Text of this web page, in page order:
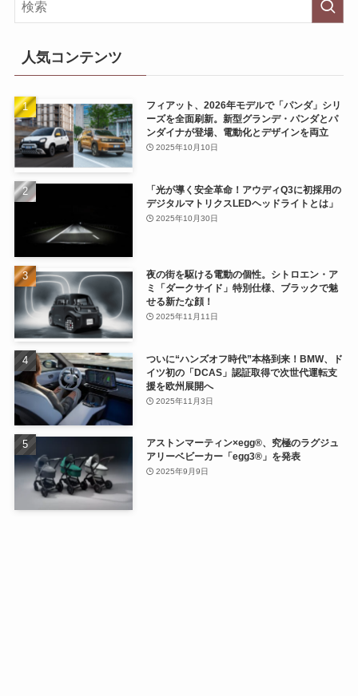
人気コンテンツ
フィアット、2026年モデルで「パンダ」シリ
ーズを全面刷新。新型グランデ・パンダとパ
ンダイナが登場、電動化とデザインを両立
2025年10月10日
「光が導く安全革命！アウディQ3に初採用の
デジタルマトリクスLEDヘッドライトとは」
2025年10月30日
夜の街を駆ける電動の個性。シトロエン・ア
ミ「ダークサイド」特別仕様、ブラックで魅
せる新たな顔！
2025年11月11日
ついに“ハンズオフ時代”本格到来！BMW、ド
イツ初の「DCAS」認証取得で次世代運転支
援を欧州展開へ
2025年11月3日
アストンマーティン×egg®、究極のラグジュ
アリーベビーカー「egg3®」を発表
2025年9月9日